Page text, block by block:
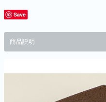
Save
商品説明